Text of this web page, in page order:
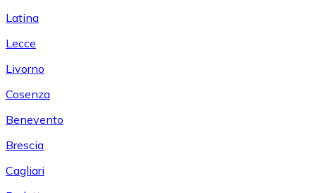
Latina
Lecce
Livorno
Cosenza
Benevento
Brescia
Cagliari